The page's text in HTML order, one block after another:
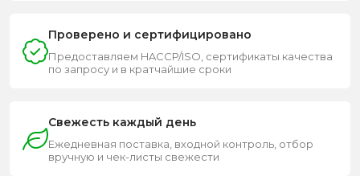
Проверено и сертифицировано
Предоставляем HACCP/ISO, сертификаты качества
по запросу и в кратчайшие сроки
Свежесть каждый день
Ежедневная поставка, входной контроль, отбор
вручную и чек-листы свежести